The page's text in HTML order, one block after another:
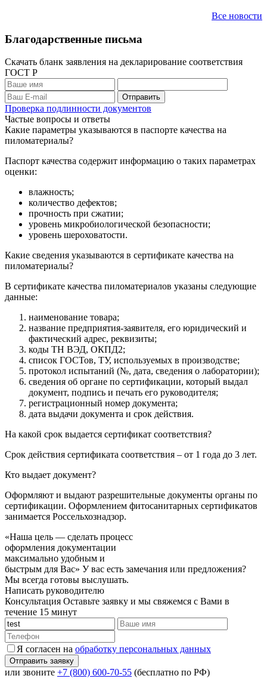
Все новости
Благодарственные письма
Скачать бланк заявления на декларирование соответствия
ГОСТ Р
Проверка подлинности документов
Частые вопросы и ответы
Какие параметры указываются в паспорте качества на
пиломатериалы?
Паспорт качества содержит информацию о таких параметрах
оценки:
влажность;
количество дефектов;
прочность при сжатии;
уровень микробиологической безопасности;
уровень шероховатости.
Какие сведения указываются в сертификате качества на
пиломатериалы?
В сертификате качества пиломатериалов указаны следующие
данные:
наименование товара;
название предприятия-заявителя, его юридический и
фактический адрес, реквизиты;
коды ТН ВЭД, ОКПД2;
список ГОСТов, ТУ, используемых в производстве;
протокол испытаний (№, дата, сведения о лаборатории);
сведения об органе по сертификации, который выдал
документ, подпись и печать его руководителя;
регистрационный номер документа;
дата выдачи документа и срок действия.
На какой срок выдается сертификат соответствия?
Срок действия сертификата соответствия – от 1 года до 3 лет.
Кто выдает документ?
Оформляют и выдают разрешительные документы органы по
сертификации. Оформлением фитосанитарных сертификатов
занимается Россельхознадзор.
«Наша цель — сделать процесс
оформления документации
максимально удобным и
быстрым для Вас» У вас есть замечания или предложения?
Мы всегда готовы выслушать.
Написать руководителю
Консультация Оставьте заявку и мы свяжемся с Вами в
течение 15 минут
Я согласен на обработку персональных данных
или звоните +7 (800) 600-70-55 (бесплатно по РФ)